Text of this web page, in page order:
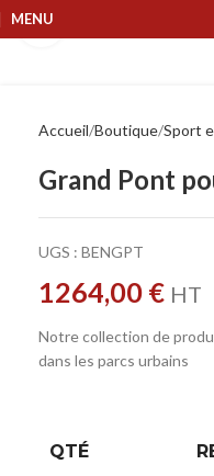
MENU
Accueil Boutique Sport
Grand Pont
UGS : BENGPT
1264,00 € HT
Notre collection de
dans les parcs urbains
QTÉ